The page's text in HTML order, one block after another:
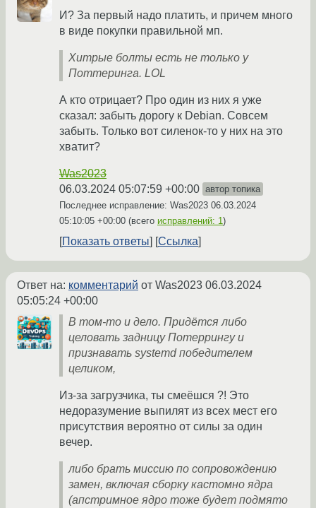
И? За первый надо платить, и причем много
в виде покупки правильной мп.
Хитрые болты есть не только у
Поттеринга. LOL
А кто отрицает? Про один из них я уже
сказал: забыть дорогу к Debian. Совсем
забыть. Только вот силенок-то у них на это
хватит?
Was2023
06.03.2024 05:07:59 +00:00 автор топика
Последнее исправление: Was2023 06.03.2024
05:10:05 +00:00 (всего исправлений: 1 )
Показать ответы Ссылка
Ответ на: комментарий от Was2023 06.03.2024
05:05:24 +00:00
В том-то и дело. Придётся либо
целовать задницу Потеррингу и
признавать systemd победителем
целиком,
Из-за загрузчика, ты смеёшся ?! Это
недоразумение выпилят из всех мест его
присутствия вероятно от силы за один
вечер.
либо брать миссию по сопровождению
замен, включая сборку кастомно ядра
(апстримное ядро тоже будет подмято